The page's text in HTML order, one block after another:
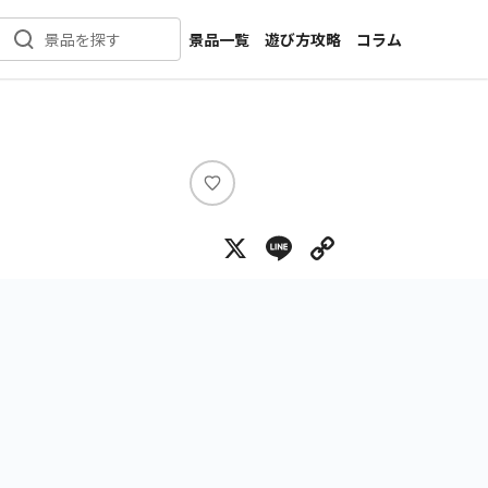
景品を探す
景品一覧
新着景品
メーカー一覧
遊び方攻略
コラム
インタビュー
い
ね
X Line